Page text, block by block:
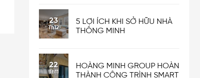
23
Th12
5 LỢI ÍCH KHI SỞ HỮU NHÀ
THÔNG MINH
22
Th11
HOÀNG MINH GROUP HOÀN
THÀNH CÔNG TRÌNH SMART